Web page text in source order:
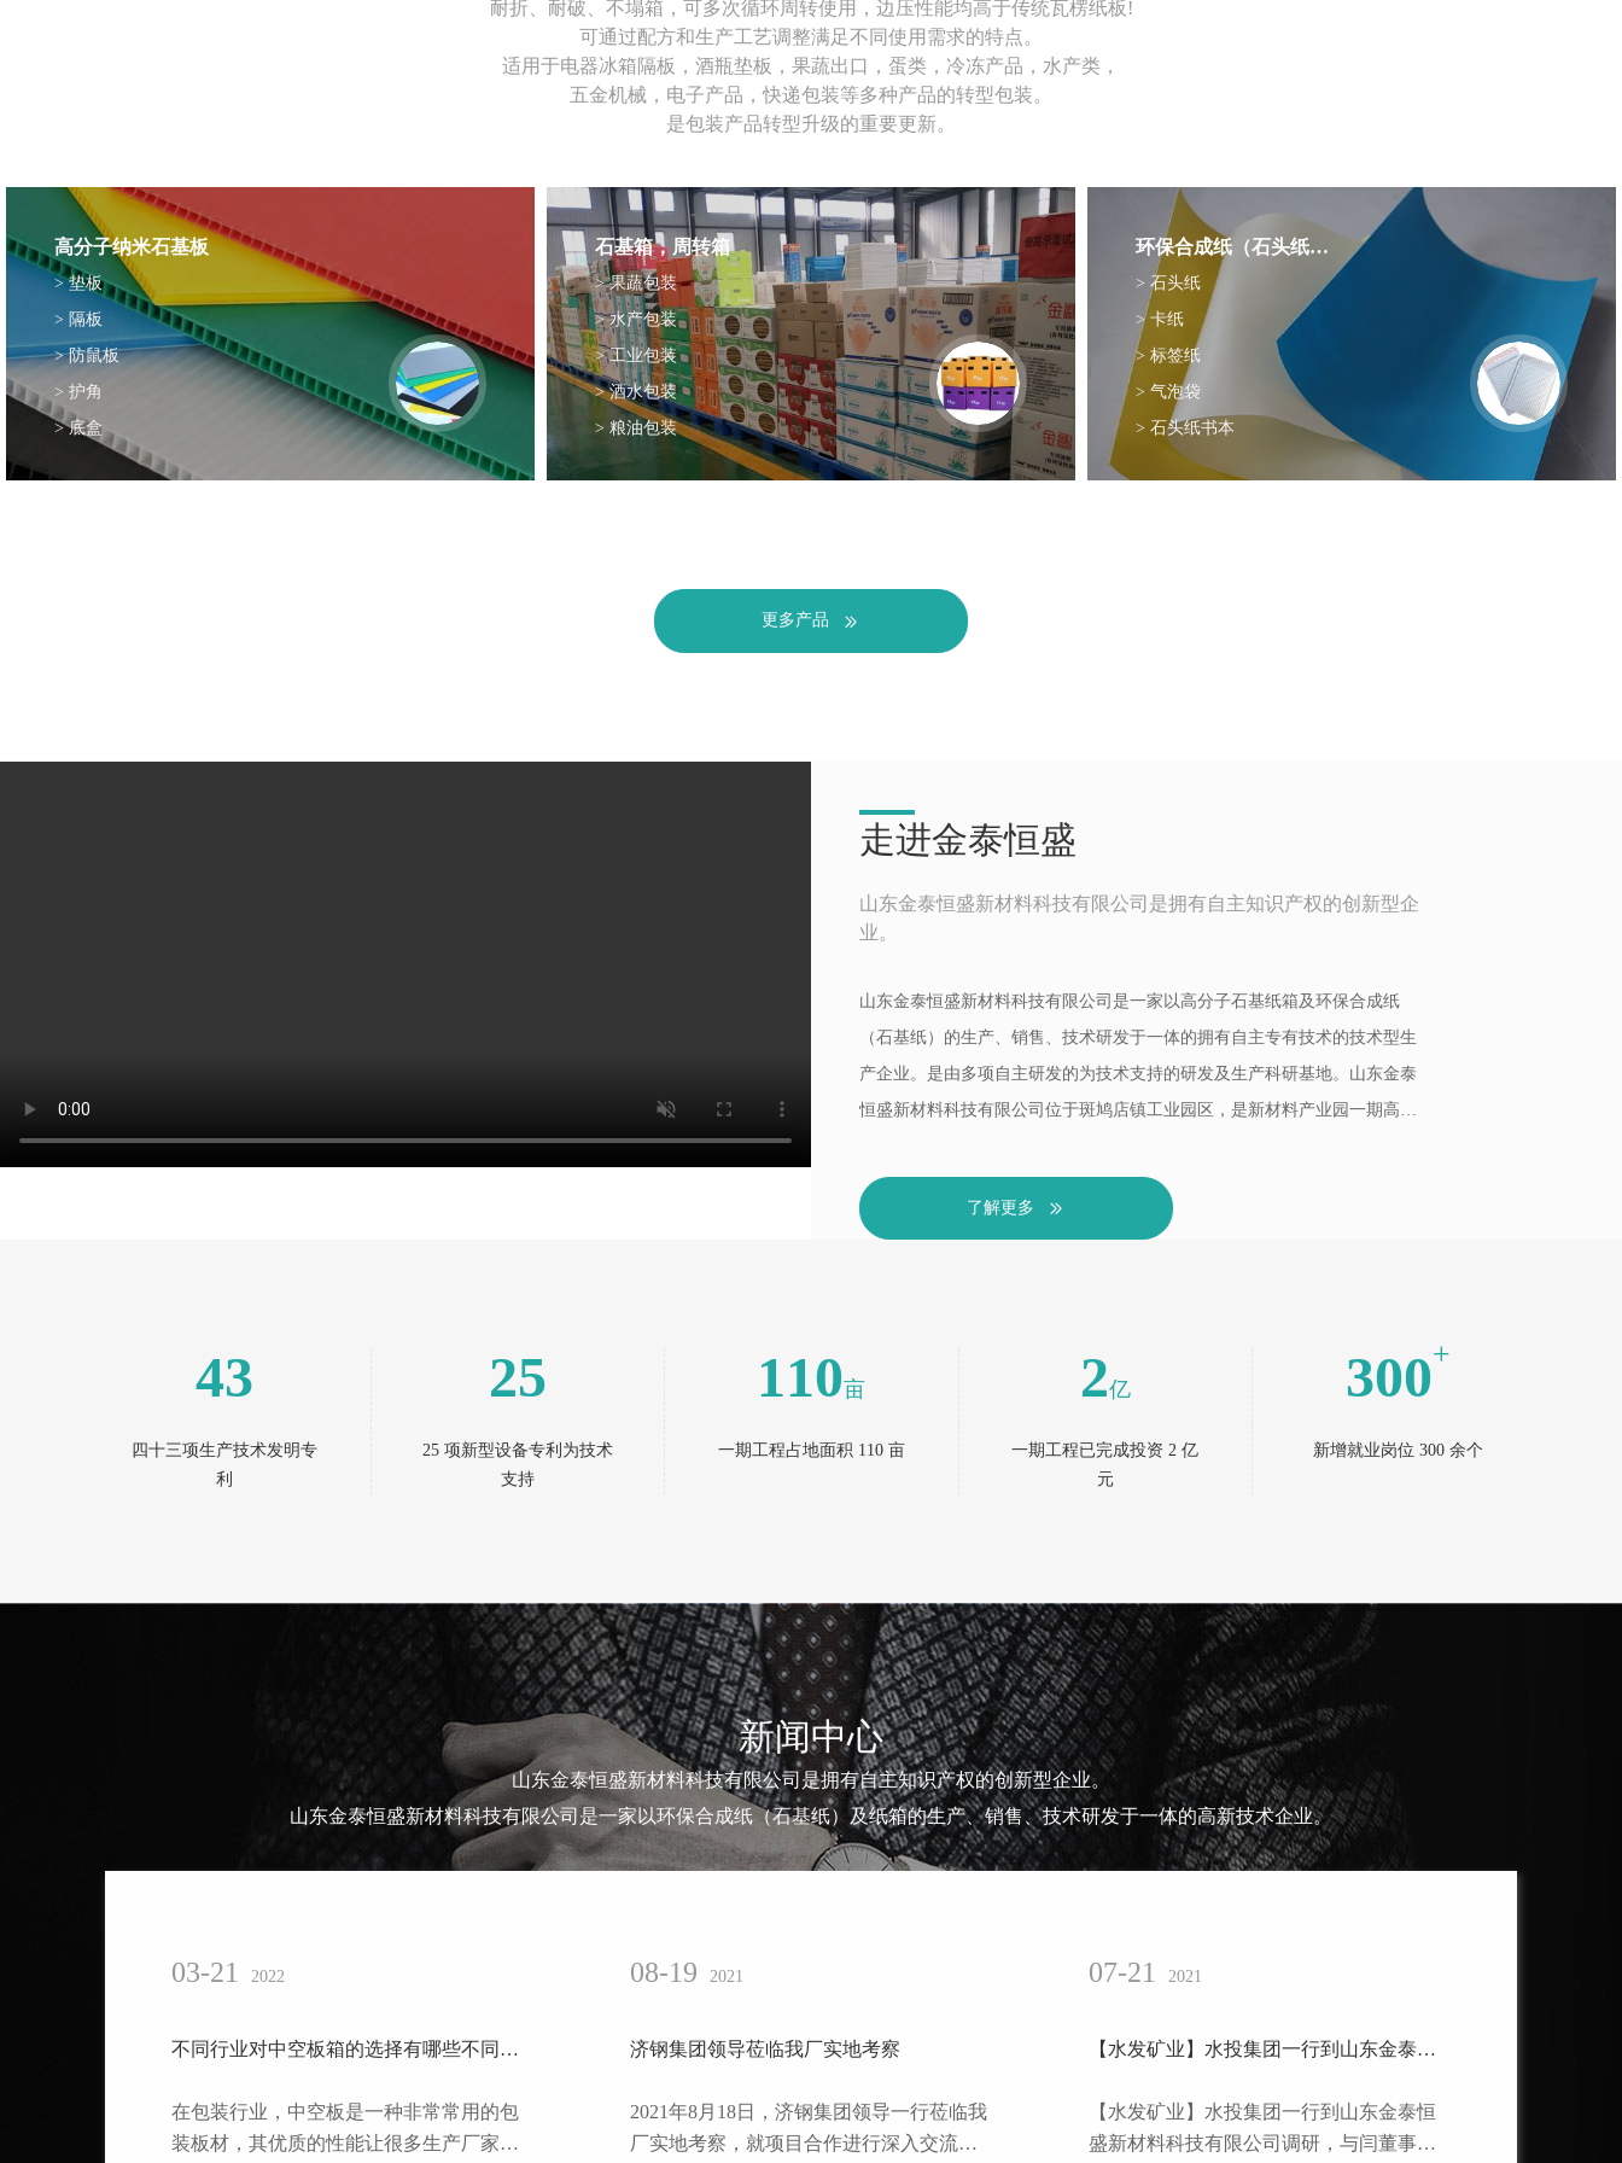
耐折、耐破、不塌箱，可多次循环周转使用，边压性能均高于传统瓦楞纸板!
可通过配方和生产工艺调整满足不同使用需求的特点。
适用于电器冰箱隔板，酒瓶垫板，果蔬出口，蛋类，冷冻产品，水产类，
五金机械，电子产品，快递包装等多种产品的转型包装。
是包装产品转型升级的重要更新。
高分子纳米石基板
> 垫板
> 隔板
> 防鼠板
> 护角
> 底盒
> 车间生产过程
石基箱，周转箱
> 果蔬包装
> 水产包装
> 工业包装
> 酒水包装
> 粮油包装
> 农业包装
> 产品展示
环保合成纸（石头纸),气泡袋
> 石头纸
> 卡纸
> 标签纸
> 气泡袋
> 石头纸书本
> 手提袋
更多产品
走进金泰恒盛
山东金泰恒盛新材料科技有限公司是拥有自主知识产权的创新型企
业。
山东金泰恒盛新材料科技有限公司是一家以高分子石基纸箱及环保合成纸
（石基纸）的生产、销售、技术研发于一体的拥有自主专有技术的技术型生
产企业。是由多项自主研发的为技术支持的研发及生产科研基地。山东金泰
恒盛新材料科技有限公司位于斑鸠店镇工业园区，是新材料产业园一期高钙
了解更多
43
四十三项生产技术发明专
利
25
25 项新型设备专利为技术
支持
110亩
一期工程占地面积 110 亩
2亿
一期工程已完成投资 2 亿
元
300+
新增就业岗位 300 余个
新闻中心
山东金泰恒盛新材料科技有限公司是拥有自主知识产权的创新型企业。
山东金泰恒盛新材料科技有限公司是一家以环保合成纸（石基纸）及纸箱的生产、销售、技术研发于一体的高新技术企业。
03-21 2022
不同行业对中空板箱的选择有哪些不同的要求？
​在包装行业，中空板是一种非常常用的包
装板材，其优质的性能让很多生产厂家都
08-19 2021
济钢集团领导莅临我厂实地考察
2021年8月18日，济钢集团领导一行莅临我
厂实地考察，就项目合作进行深入交流沟
07-21 2021
【水发矿业】水投集团一行到山东金泰恒盛新材料科技有限公司调研
【水发矿业】水投集团一行到山东金泰恒
盛新材料科技有限公司调研，与闫董事长